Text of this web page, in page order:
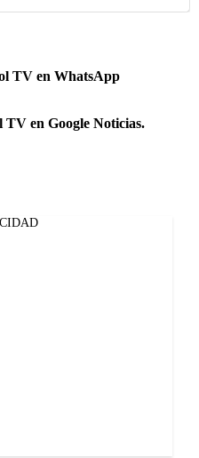
TV en WhatsApp
TV en Google Noticias.